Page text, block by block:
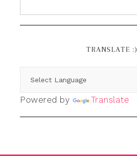
TRANSLATE :)
Powered by Translate